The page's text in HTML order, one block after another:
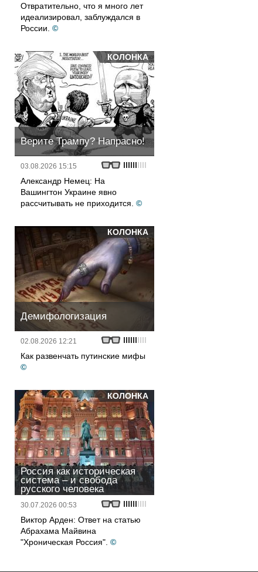
Отвратительно, что я много лет
идеализировал, заблуждался в
России. ©
КОЛОНКА
Верите Трампу? Напрасно!
03.08.2026 15:15
Александр Немец: На
Вашингтон Украине явно
рассчитывать не приходится. ©
КОЛОНКА
Демифологизация
02.08.2026 12:21
Как развенчать путинские мифы
©
КОЛОНКА
Россия как историческая
система – и свобода
русского человека
30.07.2026 00:53
Виктор Арден: Ответ на статью
Абрахама Майвина
"Хроническая Россия". ©